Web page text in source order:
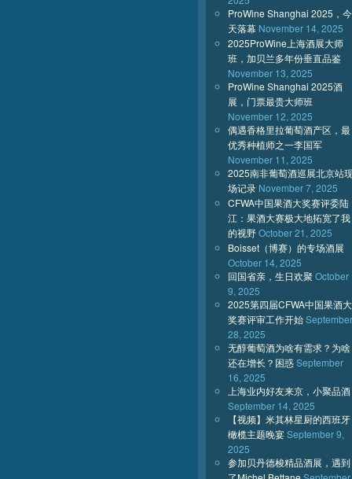
ProWine Shanghai 2025，今
天落幕 November 14, 2025
2025ProWine上海酒展大师
班，加贝兰多年份垂直品鉴
November 13, 2025
ProWine Shanghai 2025酒
展，门票最贵大师班
November 12, 2025
偶遇香格里拉葡萄酒产区，最
优秀种植师之一李国军
November 11, 2025
2025南非葡萄酒巡展北京站
场记录 November 7, 2025
CFWA中国果酒大奖赛评委陆
江：果酒大赛极大地拓宽了我
的视野October 21, 2025
Boisset（博赛）的专场酒展
October 14, 2025
回国省亲，生日欢聚 October
9, 2025
2025第四届CFWA中国果酒大
奖赛评审工作开始September
28, 2025
无醇葡萄酒为啥有需求？为啥
还在增长？困惑September
16, 2025
上海业内好友来京，小聚品酒
September 14, 2025
【视频】米其林星厨的西班牙
橄榄主题晚宴September 9,
2025
参加贝丹德梭精品酒展，遇到